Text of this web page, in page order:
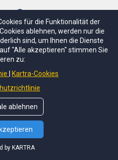
🎧 Enneagram Germany
PODCAST (kostenlos)
AUSBILDUNGEN
Ausbildungen im
Überblick
Coaching-Ausbildung
(CET)
Mediations-Ausbildung
(MET)
für die Funktionalität der
ablehnen, werden nur die
sind, um Ihnen die Dienste
"Alle akzeptieren" stimmen Sie
zu:
Kartra-Cookies
ablehnen
by KARTRA